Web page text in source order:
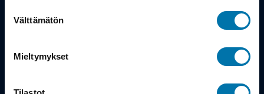
valinta
Välttämätön
Mieltymykset